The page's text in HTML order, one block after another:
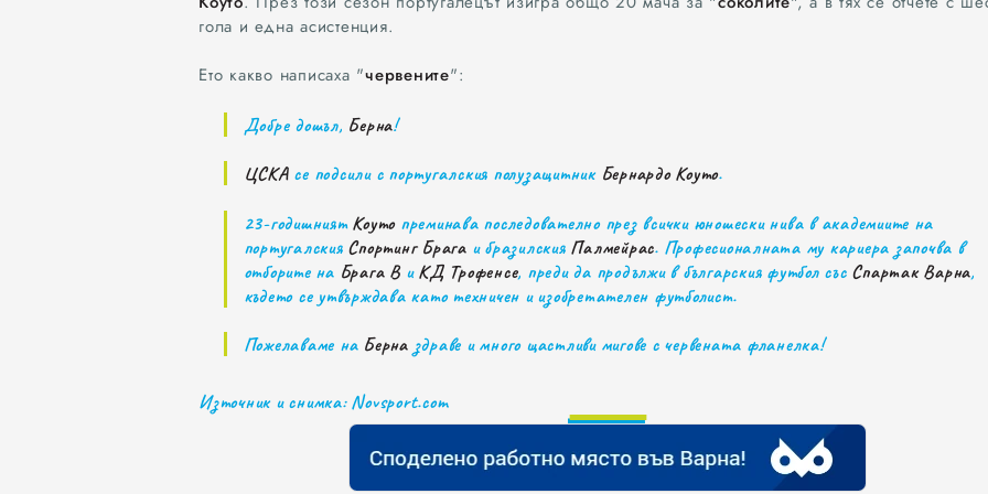
гола и една асистенция.
Ето какво написаха "червените":
Добре дошъл, Берна!
ЦСКАсе подсили с португалския полузащитник Бернардо Коуто.
23-годишниятКоуто преминава последователно през всички юношески нива в академиите на
португалскияСпортинг Брагаи бразилския Палмейрас. Професионалната му кариера започва в
отборите на Брага BиКД Трофенсе, преди да продължи в българския футбол със Спартак Варна,
където се утвърждава като техничен и изобретателен футболист.
Пожелаваме на Берна здраве и много щастливи мигове с червената фланелка!
Източник и снимка: Novsport.com
1
0
1